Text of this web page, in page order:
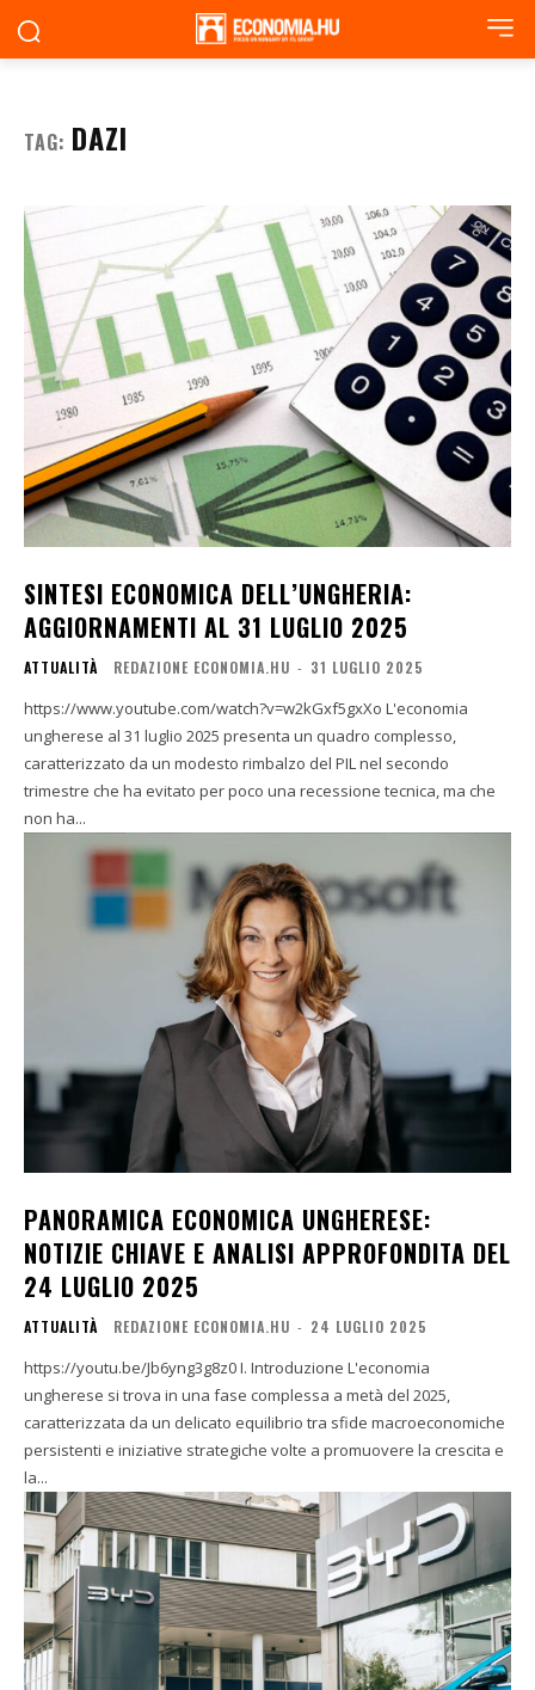
TAG: DAZI
SINTESI ECONOMICA DELL’UNGHERIA:
AGGIORNAMENTI AL 31 LUGLIO 2025
ATTUALITÀ REDAZIONE ECONOMIA.HU - 31 LUGLIO 2025
https://www.youtube.com/watch?v=w2kGxf5gxXo L'economia
ungherese al 31 luglio 2025 presenta un quadro complesso,
caratterizzato da un modesto rimbalzo del PIL nel secondo
trimestre che ha evitato per poco una recessione tecnica, ma che
non ha...
PANORAMICA ECONOMICA UNGHERESE:
NOTIZIE CHIAVE E ANALISI APPROFONDITA DEL
24 LUGLIO 2025
ATTUALITÀ REDAZIONE ECONOMIA.HU - 24 LUGLIO 2025
https://youtu.be/Jb6yng3g8z0 I. Introduzione L'economia
ungherese si trova in una fase complessa a metà del 2025,
caratterizzata da un delicato equilibrio tra sfide macroeconomiche
persistenti e iniziative strategiche volte a promuovere la crescita e
la...